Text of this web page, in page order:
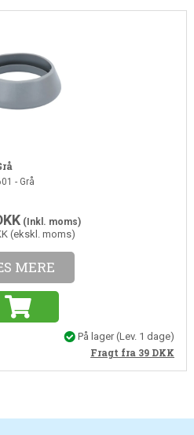
- Grå
(Inkl. moms)
(ekskl. moms)
MERE
På lager(Lev. 1 dage)
Fragt fra 39 DKK